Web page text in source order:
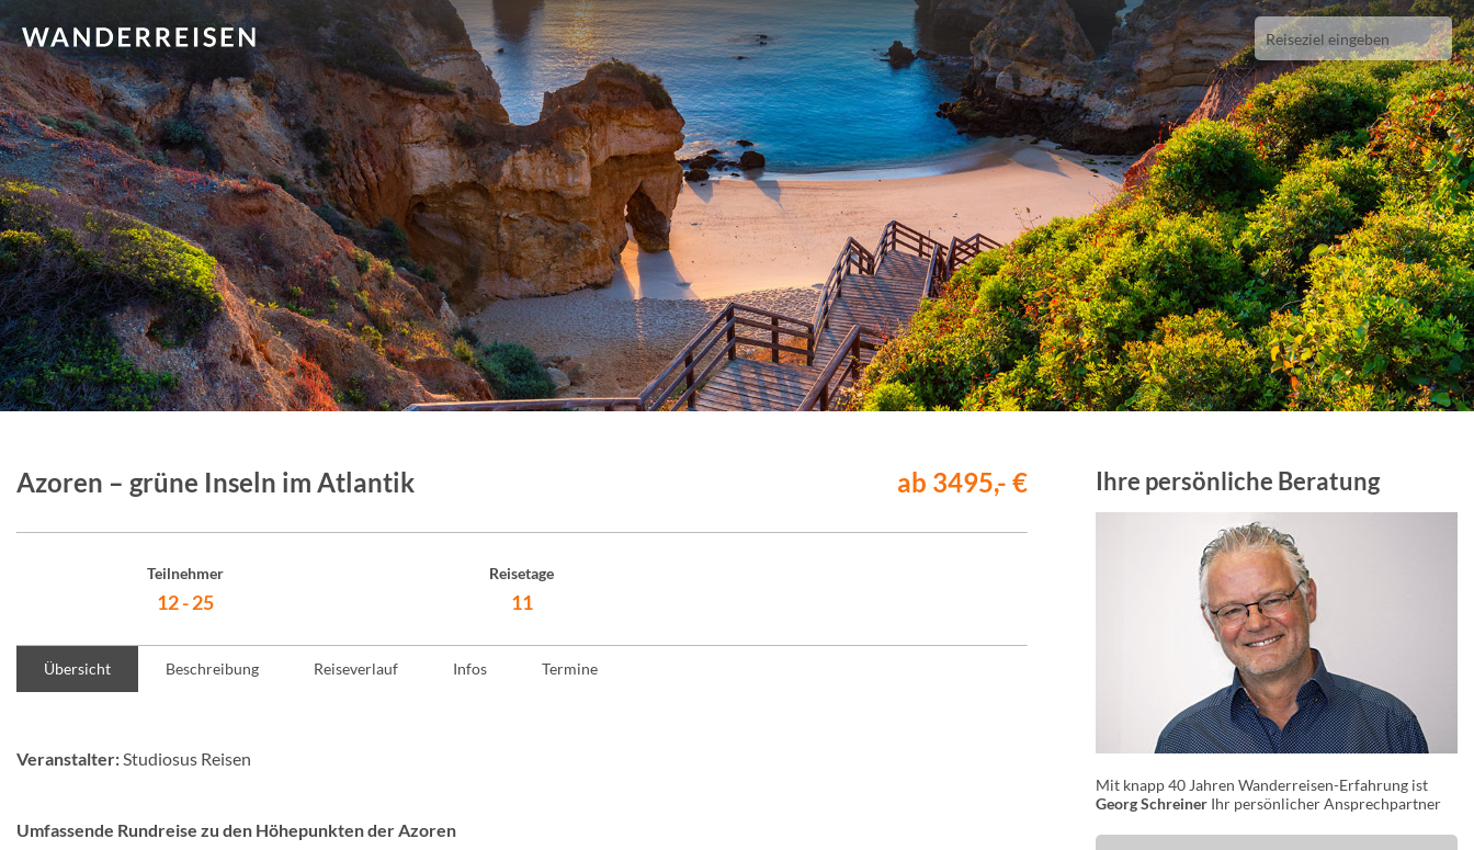
Azoren – grüne Inseln im Atlantik ab 3495,- €
Teilnehmer
12 - 25
Reisetage
11
Übersicht Beschreibung Reiseverlauf Infos Termine
Veranstalter:Studiosus Reisen
Umfassende Rundreise zu den Höhepunkten der Azoren
Ihre persönliche Beratung
Mit knapp 40 Jahren Wanderreisen-Erfahrung ist
Georg Schreiner Ihr persönlicher Ansprechpartner